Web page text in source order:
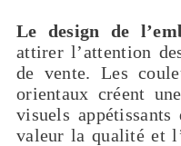
Le design de
attirer l’attention
de vente. Les
orientaux créent
visuels
valeur la qualité et